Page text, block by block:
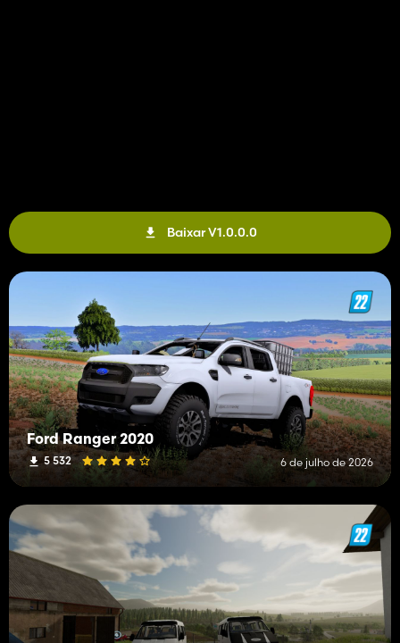
Baixar V1.0.0.0
Ford Ranger 2020
5 532 6 de julho de 2026